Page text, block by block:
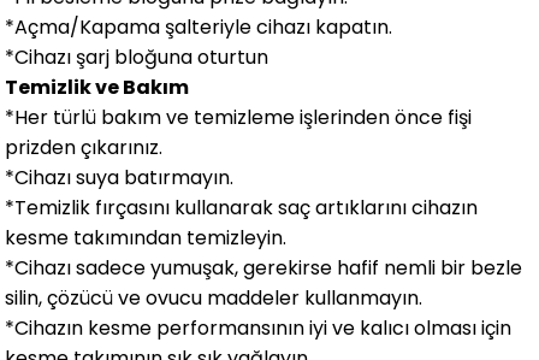
*Açma/Kapama şalteriyle cihazı kapatın.
*Cihazı şarj bloğuna oturtun
Temizlik ve Bakım
*Her türlü bakım ve temizleme işlerinden önce fişi
prizden çıkarınız.
*Cihazı suya batırmayın.
*Temizlik fırçasını kullanarak saç artıklarını cihazın
kesme takımından temizleyin.
*Cihazı sadece yumuşak, gerekirse hafif nemli bir bezle
silin, çözücü ve ovucu maddeler kullanmayın.
*Cihazın kesme performansının iyi ve kalıcı olması için